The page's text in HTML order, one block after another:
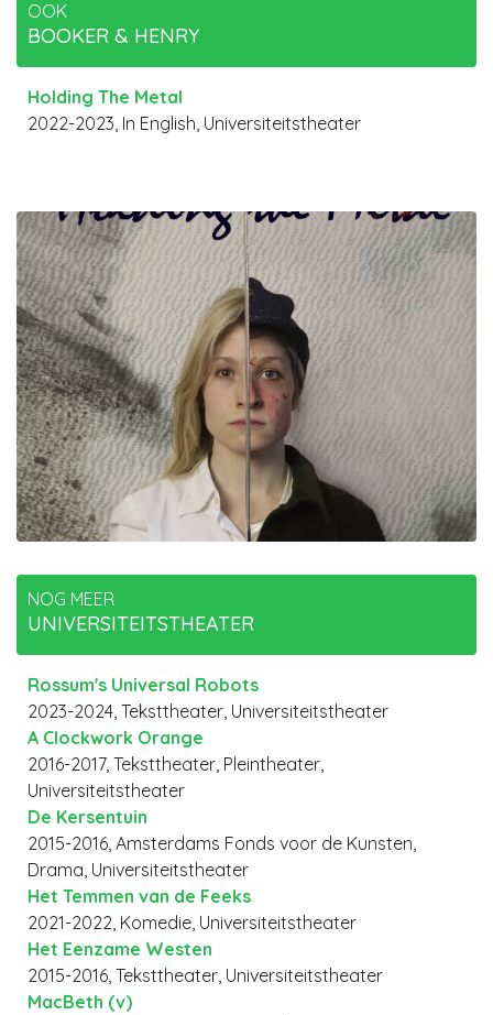
OOK
BOOKER & HENRY
Holding The Metal
2022-2023, In English, Universiteitstheater
NOG MEER
UNIVERSITEITSTHEATER
Rossum's Universal Robots
2023-2024, Teksttheater, Universiteitstheater
A Clockwork Orange
2016-2017, Teksttheater, Pleintheater,
Universiteitstheater
De Kersentuin
2015-2016, Amsterdams Fonds voor de Kunsten,
Drama, Universiteitstheater
Het Temmen van de Feeks
2021-2022, Komedie, Universiteitstheater
Het Eenzame Westen
2015-2016, Teksttheater, Universiteitstheater
MacBeth (v)